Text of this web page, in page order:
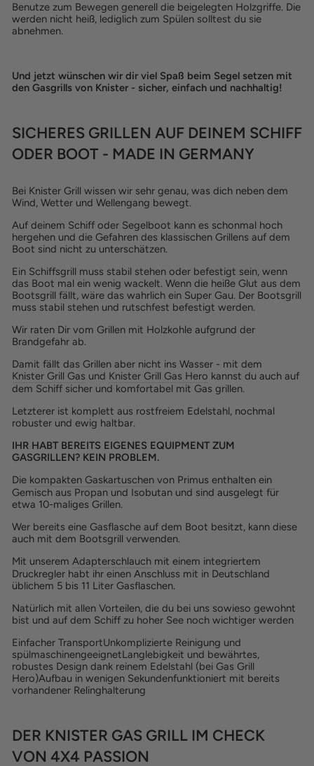
Benutze zum Bewegen generell die beigelegten Holzgriffe. Die
werden nicht heiß, lediglich zum Spülen solltest du sie
abnehmen.
Und jetzt wünschen wir dir viel Spaß beim Segel setzen mit
den Gasgrills von Knister - sicher, einfach und nachhaltig!
SICHERES GRILLEN AUF DEINEM SCHIFF
ODER BOOT - MADE IN GERMANY
Bei Knister Grill wissen wir sehr genau, was dich neben dem
Wind, Wetter und Wellengang bewegt.
Auf deinem Schiff oder Segelboot kann es schonmal hoch
hergehen und die Gefahren des klassischen Grillens auf dem
Boot sind nicht zu unterschätzen.
Ein Schiffsgrill muss stabil stehen oder befestigt sein, wenn
das Boot mal ein wenig wackelt. Wenn die heiße Glut aus dem
Bootsgrill fällt, wäre das wahrlich ein Super Gau. Der Bootsgrill
muss stabil stehen und rutschfest befestigt werden.
Wir raten Dir vom Grillen mit Holzkohle aufgrund der
Brandgefahr ab.
Damit fällt das Grillen aber nicht ins Wasser - mit dem
Knister Grill Gas und Knister Grill Gas Hero kannst du auch auf
dem Schiff sicher und komfortabel mit Gas grillen.
Letzterer ist komplett aus rostfreiem Edelstahl, nochmal
robuster und ewig haltbar.
IHR HABT BEREITS EIGENES EQUIPMENT ZUM
GASGRILLEN? KEIN PROBLEM.
Die kompakten Gaskartuschen von Primus enthalten ein
Gemisch aus Propan und Isobutan und sind ausgelegt für
etwa 10-maliges Grillen.
Wer bereits eine Gasflasche auf dem Boot besitzt, kann diese
auch mit dem Bootsgrill verwenden.
Mit unserem Adapterschlauch mit einem integriertem
Druckregler habt ihr einen Anschluss mit in Deutschland
üblichem 5 bis 11 Liter Gasflaschen.
Natürlich mit allen Vorteilen, die du bei uns sowieso gewohnt
bist und auf dem Schiff zu hoher See noch wichtiger werden
Einfacher TransportUnkomplizierte Reinigung und
spülmaschinengeeignetLanglebigkeit und bewährtes,
robustes Design dank reinem Edelstahl (bei Gas Grill
Hero)Aufbau in wenigen Sekundenfunktioniert mit bereits
vorhandener Relinghalterung
DER KNISTER GAS GRILL IM CHECK
VON 4X4 PASSION